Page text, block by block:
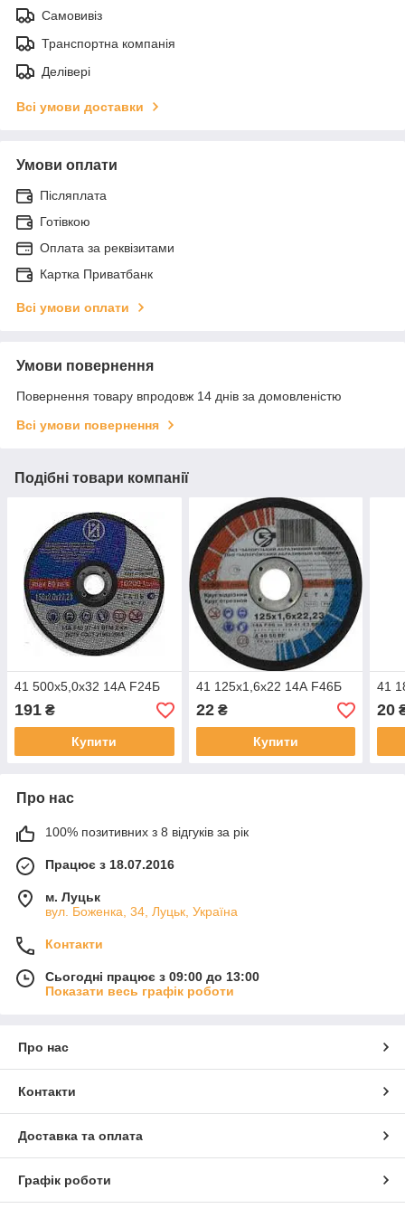
Самовивіз
Транспортна компанія
Делівері
Всі умови доставки
Умови оплати
Післяплата
Готівкою
Оплата за реквізитами
Картка Приватбанк
Всі умови оплати
Умови повернення
Повернення товару впродовж 14 днів за домовленістю
Всі умови повернення
Подібні товари компанії
41 500х5,0х32 14А F24Б
191 ₴
Купити
41 125х1,6х22 14А F46Б
22₴
Купити
41
20
Про нас
100% позитивних з 8 відгуків за рік
Працює з 18.07.2016
м. Луцьк
вул. Боженка, 34, Луцьк, Україна
Контакти
Сьогодні працює з 09:00 до 13:00
Показати весь графік роботи
Про нас
Контакти
Доставка та оплата
Графік роботи